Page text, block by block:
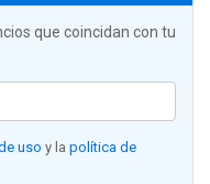
que coincidan con tu
uso y la política de